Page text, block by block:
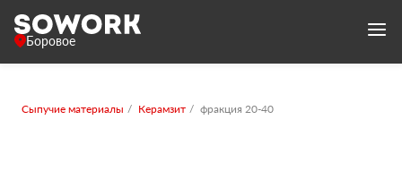
Боровое
Сыпучие материалы Керамзит фракция 20-40